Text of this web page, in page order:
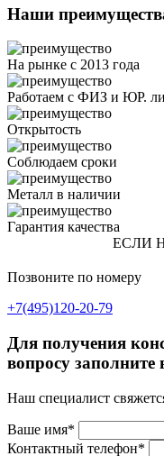
Наши
На рынке с 2013 года
Работаем с ФИЗ и ЮР.
Открытость
Соблюдаем сроки
Металл в наличии
Гарантия качества
ЕСЛИ
Позвоните по номеру
+7(495)120-20-79
Для получения
вопросу
Наш специалист
Ваше имя*
Контактный телефон*